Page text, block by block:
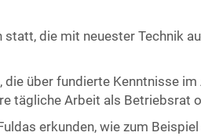
statt, die mit neuester Technik
über fundierte Kenntnisse im
tägliche Arbeit als Betriebsrat
erkunden, wie zum